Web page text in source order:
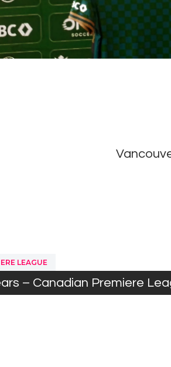
LEAGUE
– Canadian Premiere